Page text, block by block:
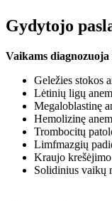
Gydytojo
Vaikams diagnozuoja
Geležies stokos
Lėtinių ligų
Megaloblastinę
Hemolizinę
Trombocitų
Limfmazgių
Kraujo
Solidinius vaikų